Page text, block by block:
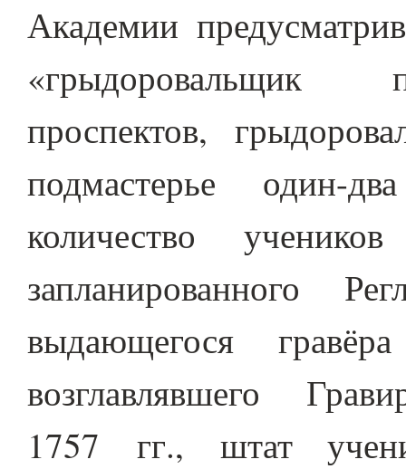
Академии
«грыдоровальщик
проспектов,
подмастерье один-
количество
запланированного
выдающегося
возглавлявшего
1757 гг., штат